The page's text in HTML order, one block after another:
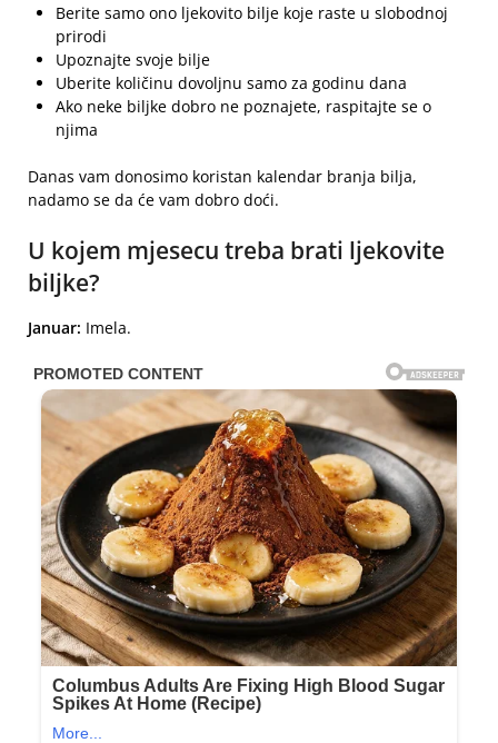
Berite samo ono ljekovito bilje koje raste u slobodnoj
prirodi
Upoznajte svoje bilje
Uberite količinu dovoljnu samo za godinu dana
Ako neke biljke dobro ne poznajete, raspitajte se o
njima
Danas vam donosimo koristan kalendar branja bilja,
nadamo se da će vam dobro doći.
U kojem mjesecu treba brati ljekovite
biljke?
Januar: Imela.